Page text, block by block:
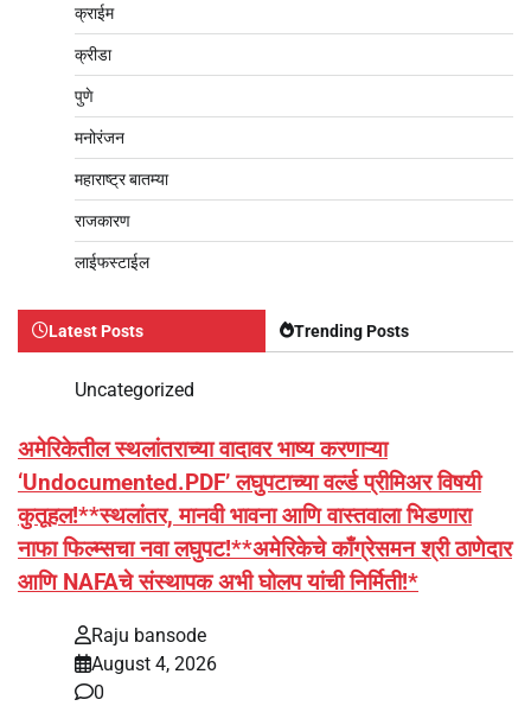
क्राईम
क्रीडा
पुणे
मनोरंजन
महाराष्ट्र बातम्या
राजकारण
लाईफस्टाईल
Latest Posts Trending Posts
Uncategorized
अमेरिकेतील स्थलांतराच्या वादावर भाष्य करणाऱ्या
‘Undocumented.PDF’ लघुपटाच्या वर्ल्ड प्रीमिअर विषयी
कुतूहल!**स्थलांतर, मानवी भावना आणि वास्तवाला भिडणारा
नाफा फिल्म्सचा नवा लघुपट!**अमेरिकेचे काँग्रेसमन श्री ठाणेदार
आणि NAFAचे संस्थापक अभी घोलप यांची निर्मिती!*
Raju bansode
August 4, 2026
0